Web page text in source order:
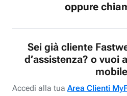
oppure
Sei già cliente
d’assistenza? o vuoi
Accedi alla tua Area Clienti